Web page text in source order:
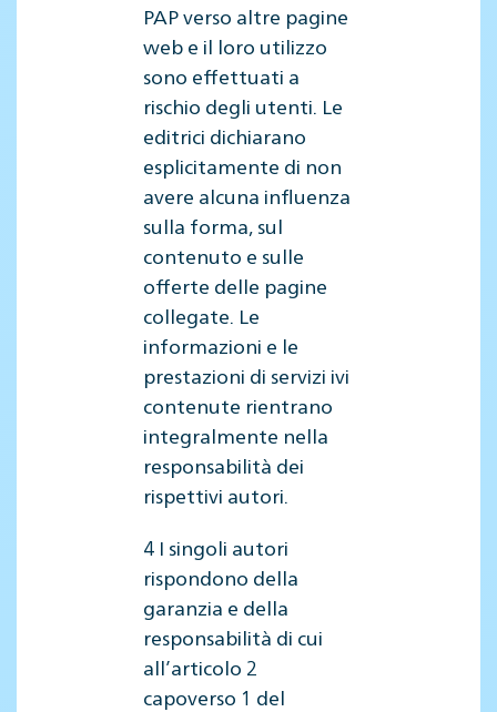
PAP verso altre pagine
web e il loro utilizzo
sono effettuati a
rischio degli utenti. Le
editrici dichiarano
esplicitamente di non
avere alcuna influenza
sulla forma, sul
contenuto e sulle
offerte delle pagine
collegate. Le
informazioni e le
prestazioni di servizi ivi
contenute rientrano
integralmente nella
responsabilità dei
rispettivi autori.
4 I singoli autori
rispondono della
garanzia e della
responsabilità di cui
all’articolo 2
capoverso 1 del